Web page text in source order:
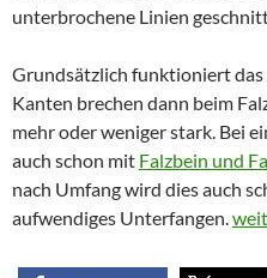
unterbrochene Linien
Grundsätzlich funktioniert das
Kanten brechen dann beim
mehr oder weniger stark. Bei
auch schon mit Falzbein und
nach Umfang wird dies auch
aufwendiges Unterfangen.